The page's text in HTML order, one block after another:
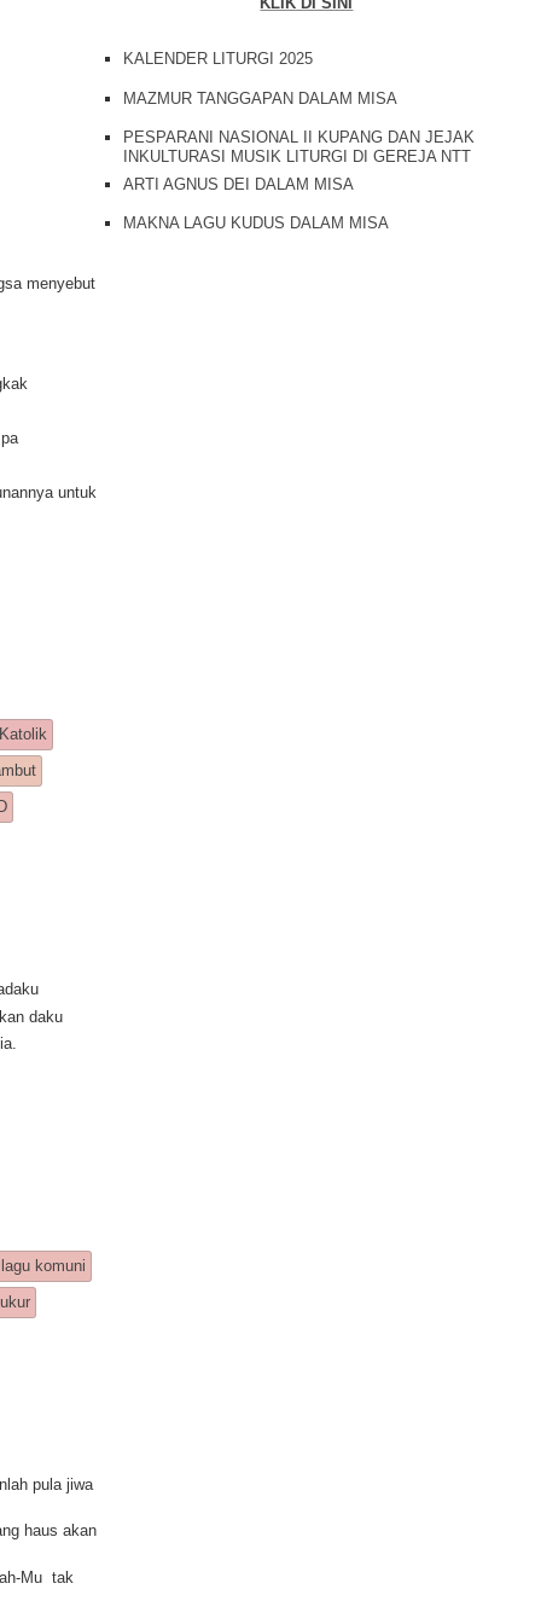
menyebut
untuk
daku
lagu komuni
pula jiwa
haus akan
Mu tak
KALENDER LITURGI 2025
MAZMUR TANGGAPAN DALAM MISA
PESPARANI NASIONAL II KUPANG DAN JEJAK
INKULTURASI MUSIK LITURGI DI GEREJA NTT
ARTI AGNUS DEI DALAM MISA
MAKNA LAGU KUDUS DALAM MISA